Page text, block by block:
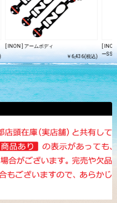
[ INON ] アームボディ
￥6,436(税込)
[
ーS